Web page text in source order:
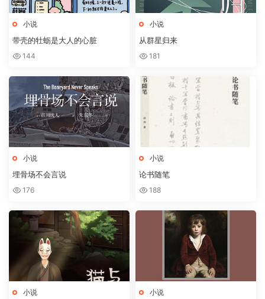
小说
带壳的牡蛎是大人的心脏
144
小说
从群星归来
181
小说
埋骨场不会言说
176
小说
论书随笔
188
小说 小说